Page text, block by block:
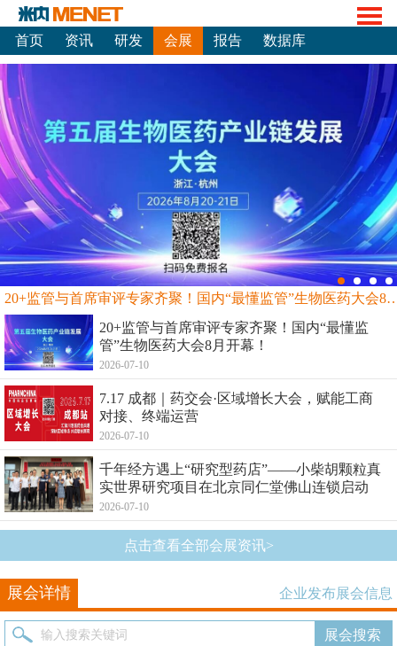
首页 资讯 研发 会展 报告 数据库
20+监管与首席审评专家齐聚！国内“最
20+监管与首席审评专家齐聚！国内“最懂监
管”生物医药大会8月开幕！
2026-07-10
7.17 成都｜药交会·区域增长大会，赋能工商
对接、终端运营
2026-07-10
千年经方遇上“研究型药店”——小柴胡颗粒真
实世界研究项目在北京同仁堂佛山连锁启动
2026-07-10
点击查看全部会展资讯>
展会详情 企业发布展会信息